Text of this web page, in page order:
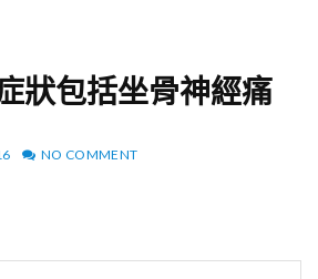
狀包括坐骨神經痛
NO COMMENT